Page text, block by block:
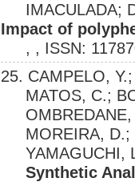
IMACULADA;
Impact of
, , ISSN:
25. CAMPELO,
MATOS, C.;
MOREIRA,
YAMAGUCHI,
Synthetic